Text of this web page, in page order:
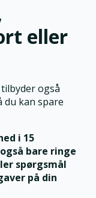
eller
også
du kan spare
i 15
bare ringe
spørgsmål
på din